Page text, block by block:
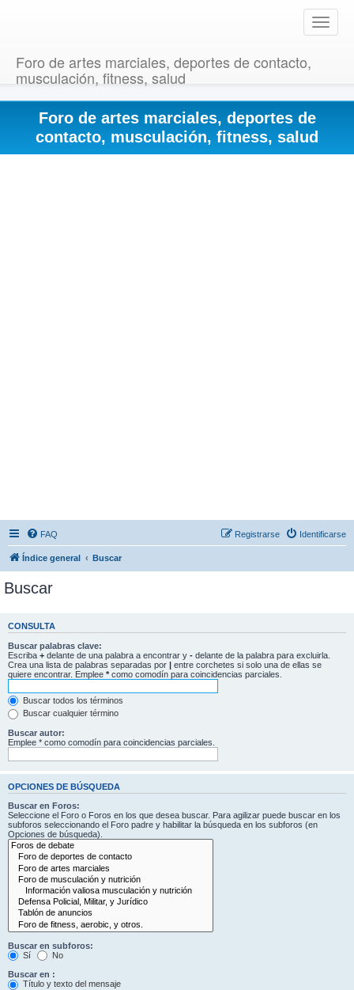
T
o
e
v
Foro de artes marciales, deportes de contacto,
musculación, fitness, salud
Foro de artes marciales, deportes de
contacto, musculación, fitness, salud
FAQ Identificarse
Registrarse
Índice general Buscar
Buscar
CONSULTA
Buscar palabras clave:
Escriba + delante de una palabra a encontrar y - delante de la palabra para excluirla.
Crea una lista de palabras separadas por | entre corchetes si solo una de ellas se
quiere encontrar. Emplee * como comodín para coincidencias parciales.
Buscar todos los términos
Buscar cualquier término
Buscar autor:
Emplee * como comodín para coincidencias parciales.
OPCIONES DE BÚSQUEDA
Buscar en Foros:
Seleccione el Foro o Foros en los que desea buscar. Para agilizar puede buscar en los
subforos seleccionando el Foro padre y habilitar la búsqueda en los subforos (en
Opciones de búsqueda).
Buscar en subforos:
Sí
No
Buscar en :
Título y texto del mensaje